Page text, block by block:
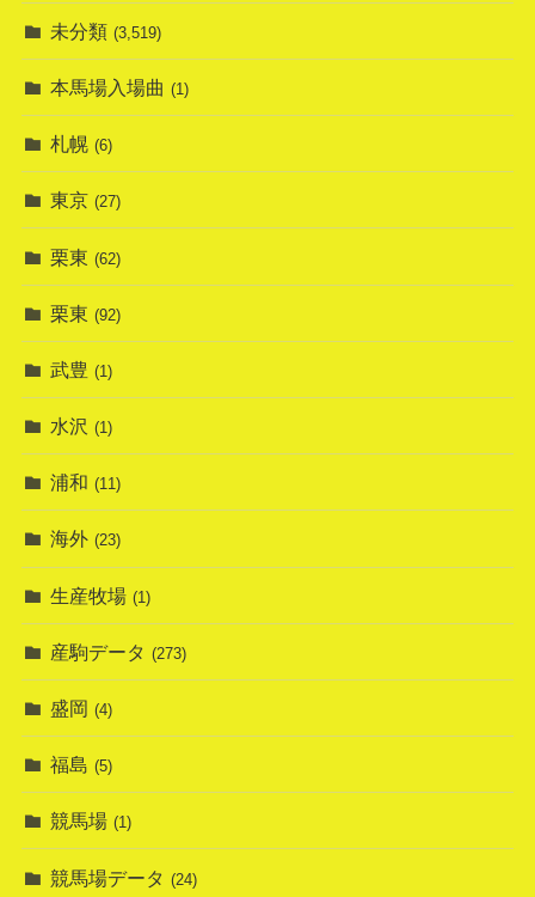
未分類 (3,519)
本馬場入場曲 (1)
札幌 (6)
東京 (27)
栗東 (62)
栗東 (92)
武豊 (1)
水沢 (1)
浦和 (11)
海外 (23)
生産牧場 (1)
産駒データ (273)
盛岡 (4)
福島 (5)
競馬場 (1)
競馬場データ (24)